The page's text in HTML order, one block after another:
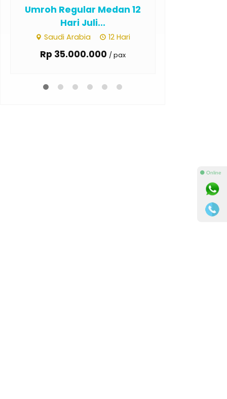
Umroh Regular Batam 13
Hari Juli...
Saudi Arabia 13 Hari
Rp 35.000.000 / pax
⚫ Online